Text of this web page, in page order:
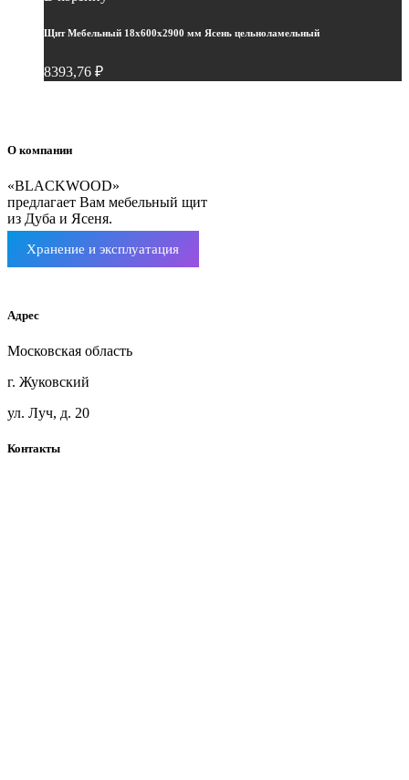
Щит Мебельный 18х600х2900 мм Ясень цельноламельный
8393,76 ₽
О компании
«BLACKWOOD»
предлагает Вам мебельный щит
из Дуба и Ясеня.
Хранение и эксплуатация
Адрес
Московская область
г. Жуковский
ул. Луч, д. 20
Контакты